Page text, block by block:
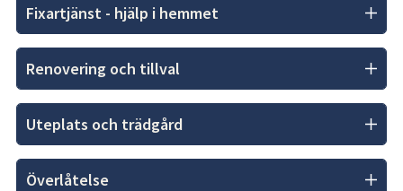
Fixartjänst - hjälp i hemmet
Renovering och tillval
Uteplats och trädgård
Överlåtelse